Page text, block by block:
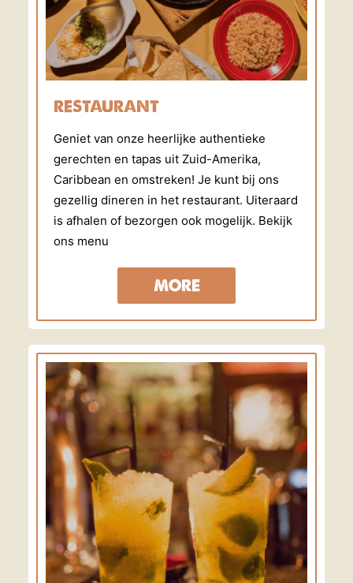
RESTAURANT
Geniet van onze heerlijke authentieke
gerechten en tapas uit Zuid-Amerika,
Caribbean en omstreken! Je kunt bij ons
gezellig dineren in het restaurant. Uiteraard
is afhalen of bezorgen ook mogelijk. Bekijk
ons menu
MORE